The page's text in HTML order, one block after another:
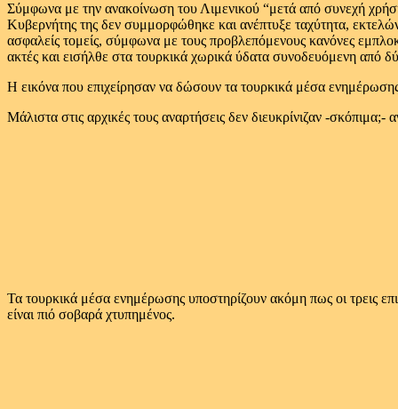
Σύμφωνα με την ανακοίνωση του Λιμενικού “μετά από συνεχή
Κυβερνήτης της δεν συμμορφώθηκε και ανέπτυξε ταχύτητα,
ασφαλείς τομείς, σύμφωνα με τους προβλεπόμενους κανόνες
ακτές και εισήλθε στα τουρκικά χωρικά ύδατα συνοδευόμενη από
Η εικόνα που επιχείρησαν να δώσουν τα τουρκικά μέσα
Μάλιστα στις αρχικές τους αναρτήσεις δεν διευκρίνιζαν -
Τα τουρκικά μέσα ενημέρωσης υποστηρίζουν ακόμη πως οι τρεις
είναι πιό σοβαρά χτυπημένος.